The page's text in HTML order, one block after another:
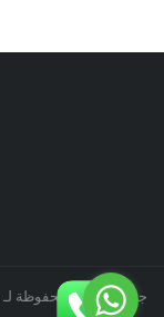
جميع الحقوق محفوظة لـ